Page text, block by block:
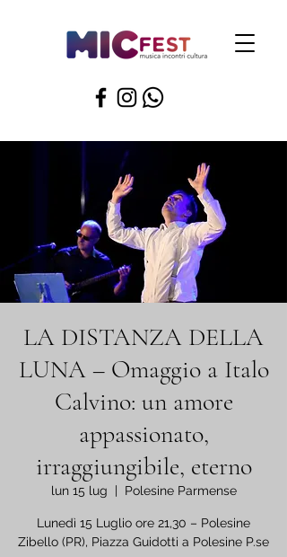
LA DISTANZA DELLA
LUNA – Omaggio a Italo
Calvino: un amore
appassionato,
irraggiungibile, eterno
lun 15 lug
  |
Polesine Parmense
Lunedì 15 Luglio ore 21,30 – Polesine
Zibello (PR), Piazza Guidotti a Polesine P.se